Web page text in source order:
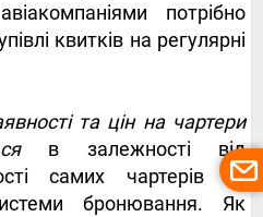
потрібно
квитків на регулярні
та цін на чартери
в залежності від
самих чартерів та
бронювання. Як